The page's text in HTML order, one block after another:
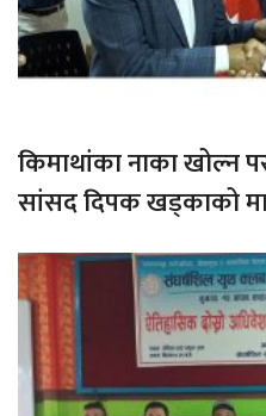
किमाथांका नाका खोल्न
सांसद दिपक खड्काको